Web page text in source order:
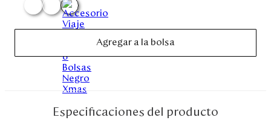
Disney
Agregar a la bolsa
Especificaciones del producto